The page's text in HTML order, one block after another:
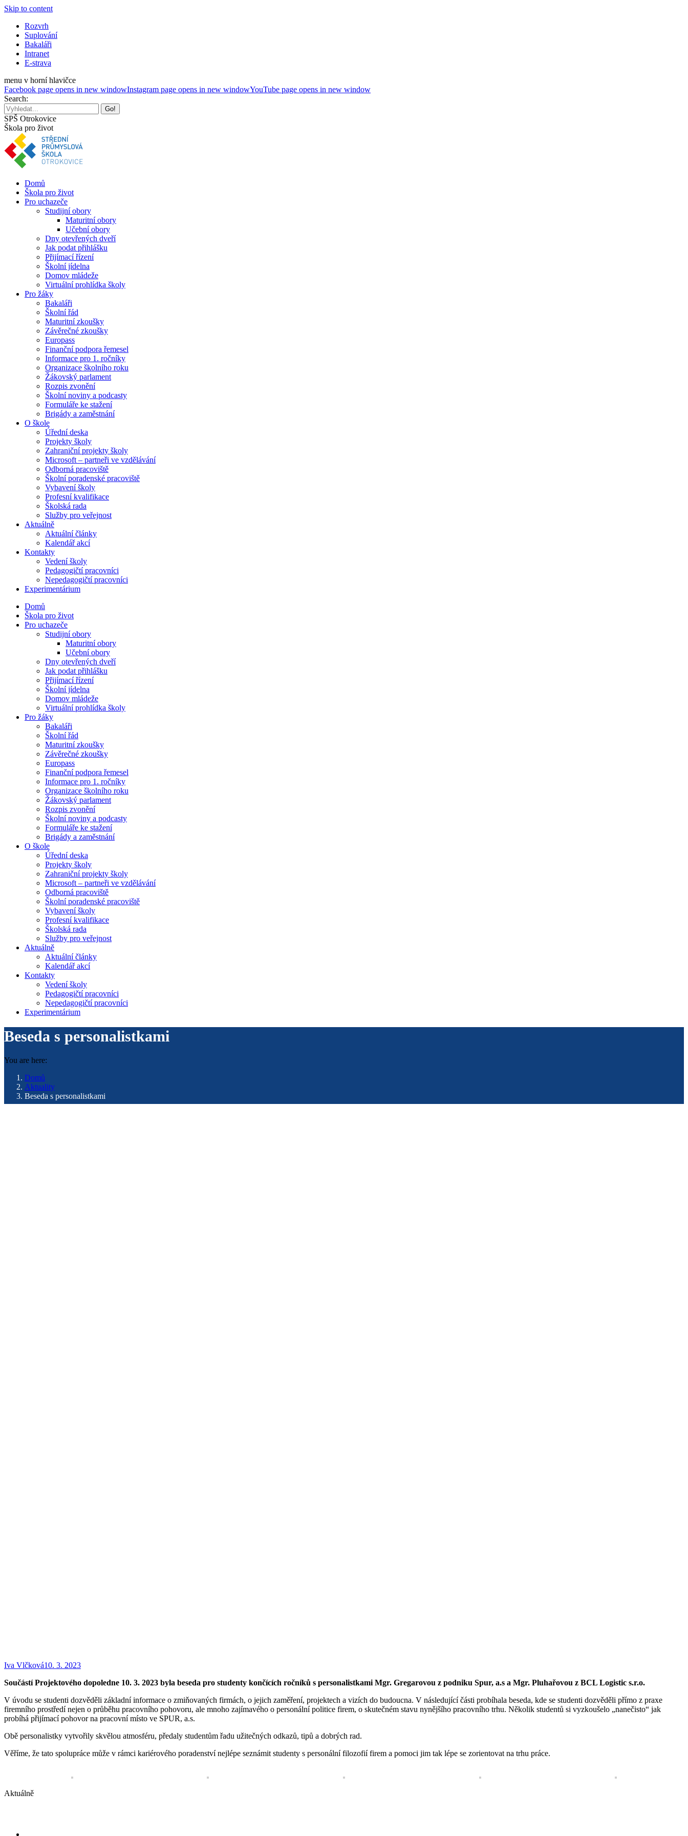
Skip to content
Rozvrh
Suplování
Bakaláři
Intranet
E-strava
menu v horní hlavičce
Facebook page opens in new windowInstagram page opens in new windowYouTube page opens in new window
Search:
SPŠ Otrokovice
Škola pro život
Domů
Škola pro život
Pro uchazeče
Studijní obory
Maturitní obory
Učební obory
Dny otevřených dveří
Jak podat přihlášku
Přijímací řízení
Školní jídelna
Domov mládeže
Virtuální prohlídka školy
Pro žáky
Bakaláři
Školní řád
Maturitní zkoušky
Závěrečné zkoušky
Europass
Finanční podpora řemesel
Informace pro 1. ročníky
Organizace školního roku
Žákovský parlament
Rozpis zvonění
Školní noviny a podcasty
Formuláře ke stažení
Brigády a zaměstnání
O škole
Úřední deska
Projekty školy
Zahraniční projekty školy
Microsoft – partneři ve vzdělávání
Odborná pracoviště
Školní poradenské pracoviště
Vybavení školy
Profesní kvalifikace
Školská rada
Služby pro veřejnost
Aktuálně
Aktuální články
Kalendář akcí
Kontakty
Vedení školy
Pedagogičtí pracovníci
Nepedagogičtí pracovníci
Experimentárium
Domů
Škola pro život
Pro uchazeče
Studijní obory
Maturitní obory
Učební obory
Dny otevřených dveří
Jak podat přihlášku
Přijímací řízení
Školní jídelna
Domov mládeže
Virtuální prohlídka školy
Pro žáky
Bakaláři
Školní řád
Maturitní zkoušky
Závěrečné zkoušky
Europass
Finanční podpora řemesel
Informace pro 1. ročníky
Organizace školního roku
Žákovský parlament
Rozpis zvonění
Školní noviny a podcasty
Formuláře ke stažení
Brigády a zaměstnání
O škole
Úřední deska
Projekty školy
Zahraniční projekty školy
Microsoft – partneři ve vzdělávání
Odborná pracoviště
Školní poradenské pracoviště
Vybavení školy
Profesní kvalifikace
Školská rada
Služby pro veřejnost
Aktuálně
Aktuální články
Kalendář akcí
Kontakty
Vedení školy
Pedagogičtí pracovníci
Nepedagogičtí pracovníci
Experimentárium
Beseda s personalistkami
You are here:
Domů
Aktuality
Beseda s personalistkami
Iva Vlčková10. 3. 2023
Součástí Projektového dopoledne 10. 3. 2023 byla beseda pro studenty končících ročníků s personalistkami Mgr. Gregarovou z podniku Spur, a.s a Mgr. Pluhařovou z BCL Logistic s.r.o.
V úvodu se studenti dozvěděli základní informace o zmiňovaných firmách, o jejich zaměření, projektech a vizích do budoucna. V následující části probíhala beseda, kde se studenti dozvěděli přímo z praxe
firemního prostředí nejen o průběhu pracovního pohovoru, ale mnoho zajímavého o personální politice firem, o skutečném stavu nynějšího pracovního trhu. Několik studentů si vyzkoušelo „nanečisto“ jak
probíhá přijímací pohovor na pracovní místo ve SPUR, a.s.
Obě personalistky vytvořily skvělou atmosféru, předaly studentům řadu užitečných odkazů, tipů a dobrých rad.
Věříme, že tato spolupráce může v rámci kariérového poradenství nejlépe seznámit studenty s personální filozofií firem a pomoci jim tak lépe se zorientovat na trhu práce.
Aktuálně